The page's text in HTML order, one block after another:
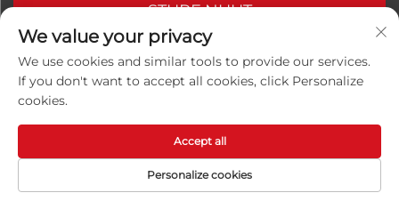
STURF NUUT
Kopiereg © 2026 China Shandong Luwanhong
Privaatheidsbeleid
We value your privacy
We use cookies and similar tools to provide our services.
If you don't want to accept all cookies, click Personalize
cookies.
Personalize cookies
Accept all